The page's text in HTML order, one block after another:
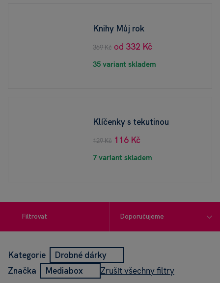
Knihy Můj rok
35 variant skladem
369 Kč od 332 Kč
Klíčenky s tekutinou
7 variant skladem
129 Kč 116 Kč
Filtrovat
Kategorie
Drobné dárky
Značka
Mediabox Zrušit všechny filtry